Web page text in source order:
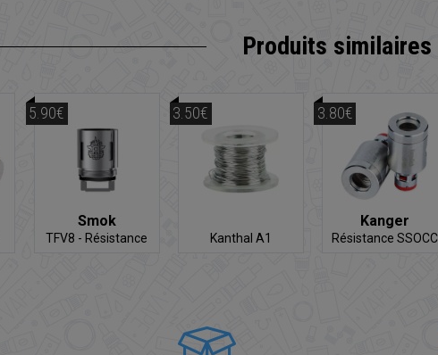
Produits similaires
Smok
TFV8 - Résistance
5.90€
Kanthal A1
3.50€
Kanger
Résistance SSOCC
3.80€